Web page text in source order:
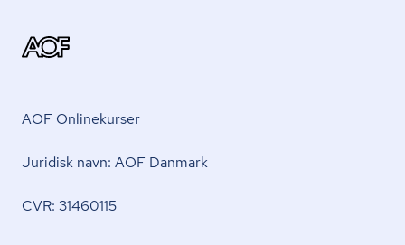
AOF Onlinekurser
Juridisk navn: AOF Danmark
CVR: 31460115